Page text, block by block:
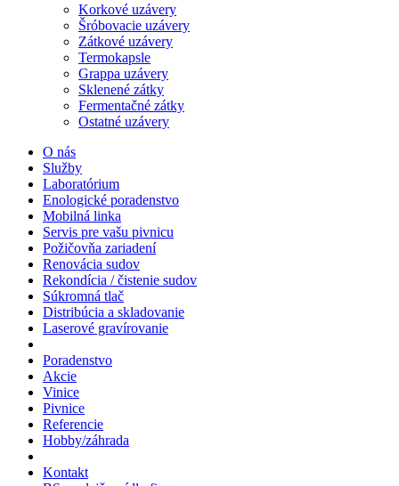
Korkové uzávery
Šróbovacie uzávery
Zátkové uzávery
Termokapsle
Grappa uzávery
Sklenené zátky
Fermentačné zátky
Ostatné uzávery
O nás
Služby
Laboratórium
Enologické poradenstvo
Mobilná linka
Servis pre vašu pivnicu
Požičovňa zariadení
Renovácia sudov
Rekondícia / čistenie sudov
Súkromná tlač
Distribúcia a skladovanie
Laserové gravírovanie
Poradenstvo
Akcie
Vinice
Pivnice
Referencie
Hobby/záhrada
Kontakt